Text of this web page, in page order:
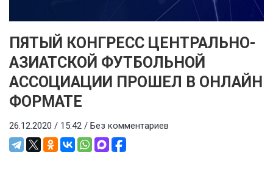
ПЯТЫЙ КОНГРЕСС ЦЕНТРАЛЬНО-
АЗИАТСКОЙ ФУТБОЛЬНОЙ
АССОЦИАЦИИ ПРОШЕЛ В ОНЛАЙН
ФОРМАТЕ
26.12.2020 / 15:42 / Без комментариев